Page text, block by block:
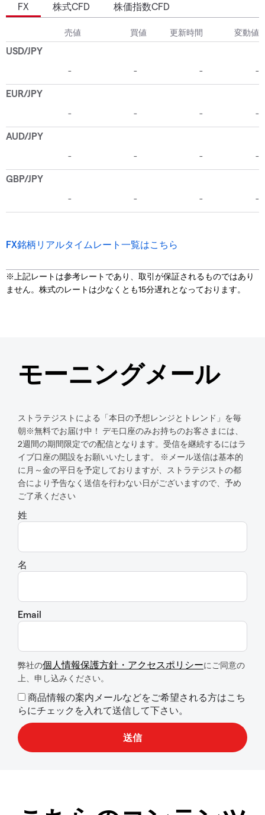
FX 株式CFD 株価指数CFD
FX銘柄リアルタイムレート一覧はこちら
※上記レートは参考レートであり、取引が保証されるものではあり
ません。株式のレートは少なくとも15分遅れとなっております。
モーニングメール
ストラテジストによる「本日の予想レンジとトレンド」を毎
朝※無料でお届け中！ デモ口座のみお持ちのお客さまには、
2週間の期間限定での配信となります。受信を継続するにはラ
イブ口座の開設をお願いいたします。 ※メール送信は基本的
に月～金の平日を予定しておりますが、ストラテジストの都
合により予告なく送信を行わない日がございますので、予め
ご了承ください
姓
名
Email
弊社の個人情報保護方針・アクセスポリシーにご同意の
上、申し込みください。
商品情報の案内メールなどをご希望される方はこち
らにチェックを入れて送信して下さい。